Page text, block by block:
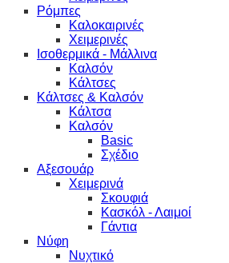
Ρόμπες
Καλοκαιρινές
Χειμερινές
Ισοθερμικά - Μάλλινα
Καλσόν
Κάλτσες
Κάλτσες & Καλσόν
Κάλτσα
Καλσόν
Basic
Σχέδιο
Αξεσουάρ
Χειμερινά
Σκουφιά
Κασκόλ - Λαιμοί
Γάντια
Νύφη
Νυχτικό